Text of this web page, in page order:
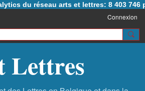
du réseau arts et lettres: 8 403 746
Connexion
Lettres